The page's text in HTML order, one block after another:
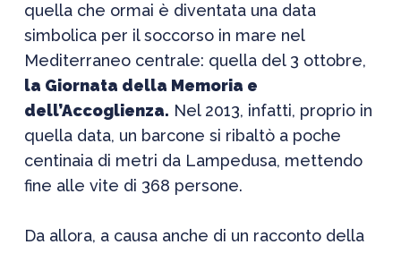
quella che ormai è diventata una data
simbolica per il soccorso in mare nel
Mediterraneo centrale: quella del 3 ottobre,
la Giornata della Memoria e
dell’Accoglienza. Nel 2013, infatti, proprio in
quella data, un barcone si ribaltò a poche
centinaia di metri da Lampedusa, mettendo
fine alle vite di 368 persone.
Da allora, a causa anche di un racconto della